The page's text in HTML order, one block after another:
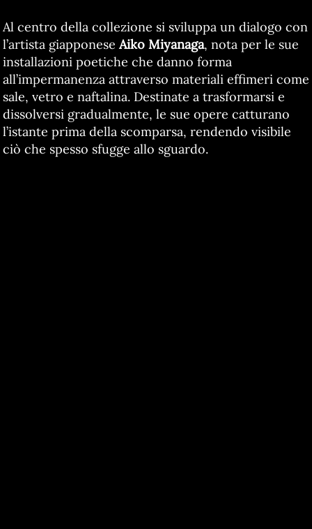
Al centro della collezione si sviluppa un dialogo con
l’artista giapponeseAiko Miyanaga, nota per le sue
installazioni poetiche che danno forma
all’impermanenza attraverso materiali effimeri come
sale, vetro e naftalina. Destinate a trasformarsi e
dissolversi gradualmente, le sue opere catturano
l’istante prima della scomparsa, rendendo visibile
ciò che spesso sfugge allo sguardo.